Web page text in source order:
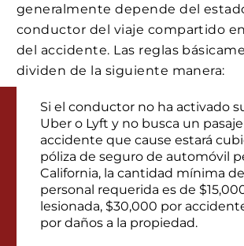
generalmente depende del
conductor del viaje compartido
del accidente. Las reglas
dividen de la siguiente manera:
Si el conductor no ha activado
Uber o Lyft y no busca un
accidente que cause estará
póliza de seguro de automóvil
California, la cantidad mínima
personal requerida es de
lesionada, $30,000 por
por daños a la propiedad.